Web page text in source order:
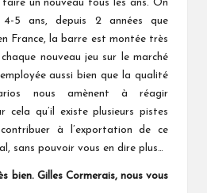
faire un nouveau tous les ans. On
4-5 ans, depuis 2 années que
France, la barre est montée très
nouveau jeu sur le marché
aussi bien que la qualité
nous amènent à réagir
cela qu’il existe plusieurs pistes
à l’exportation de ce
sans pouvoir vous en dire plus…
bien. Gilles Cormerais, nous vous